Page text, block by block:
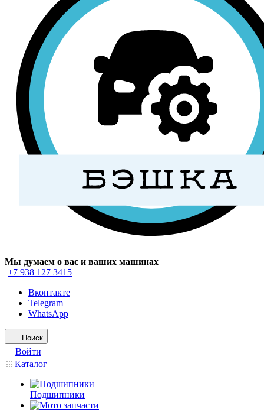
Мы думаем о вас и ваших машинах
+7 938 127 3415
Вконтакте
Telegram
WhatsApp
Поиск
Войти
Каталог
Подшипники